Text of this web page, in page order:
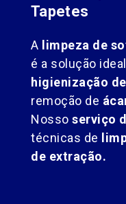
Tapetes
A limpeza de
é a solução
higienização
remoção de
Nosso serviço
técnicas de
de extração.